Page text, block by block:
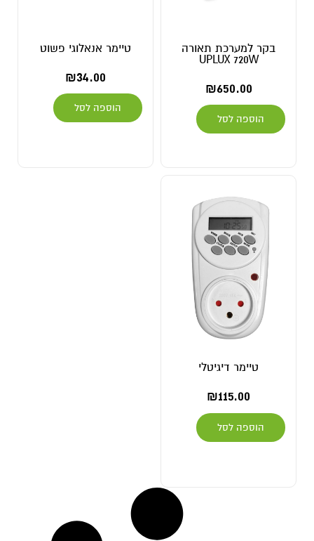
בקר למערכת תאורה
UPLUX 720W
₪650.00
הוספה לסל
טיימר אנאלוגי פשוט
₪34.00
הוספה לסל
טיימר דיגיטלי
₪115.00
הוספה לסל